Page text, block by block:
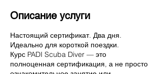
Описание услуги
Настоящий сертификат. Два дня.
Идеально для короткой поездки.
Курс PADI Scuba Diver — это
полноценная сертификация, а не просто